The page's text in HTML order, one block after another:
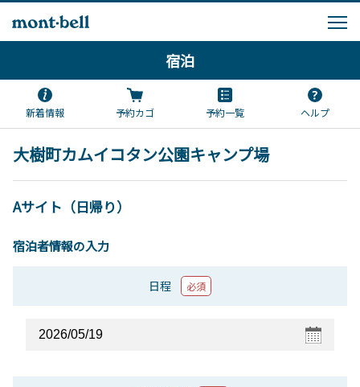
宿泊
新着情報 予約カゴ 予約一覧 ヘルプ
大樹町カムイコタン公園キャンプ場
Aサイト（日帰り）
宿泊者情報の入力
日程 必須